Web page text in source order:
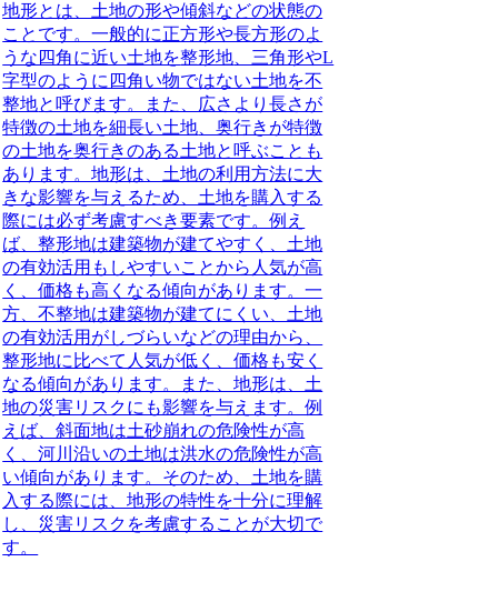
地形とは、土地の形や傾斜などの状態の
ことです。一般的に正方形や長方形のよ
うな四角に近い土地を整形地 、三角形やL
字型のように四角い物ではない土地を不
整地と呼びます。また、広さより長さが
特徴の土地を細長い土地 、奥行きが特徴
の土地を奥行きのある土地と呼ぶことも
あります。地形は、土地の利用方法に大
きな影響を与えるため、土地を購入する
際には必ず考慮すべき要素です。例え
ば、整形地は建築物が建てやすく、土地
の有効活用もしやすいことから人気が高
く、価格も高くなる傾向があります。一
方、不整地は建築物が建てにくい、土地
の有効活用がしづらいなどの理由から、
整形地に比べて人気が低く、価格も安く
なる傾向があります。また、地形は、土
地の災害リスクにも影響を与えます。例
えば、斜面地は土砂崩れの危険性が高
く、河川沿いの土地は洪水の危険性が高
い傾向があります。そのため、土地を購
入する際には、地形の特性を十分に理解
し、災害リスクを考慮することが大切で
す。